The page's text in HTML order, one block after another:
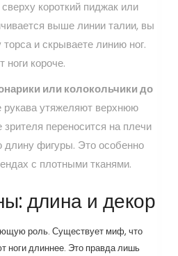
короткий пиджак или
выше линии талии, вы
и скрываете линию ног.
ноги короче.
или колокольчики до
утяжеляют верхнюю
переносится на плечи
длину фигуры. Это особенно
с плотными тканями.
длина и декор
роль. Существует миф, что
ноги длиннее. Это правда лишь